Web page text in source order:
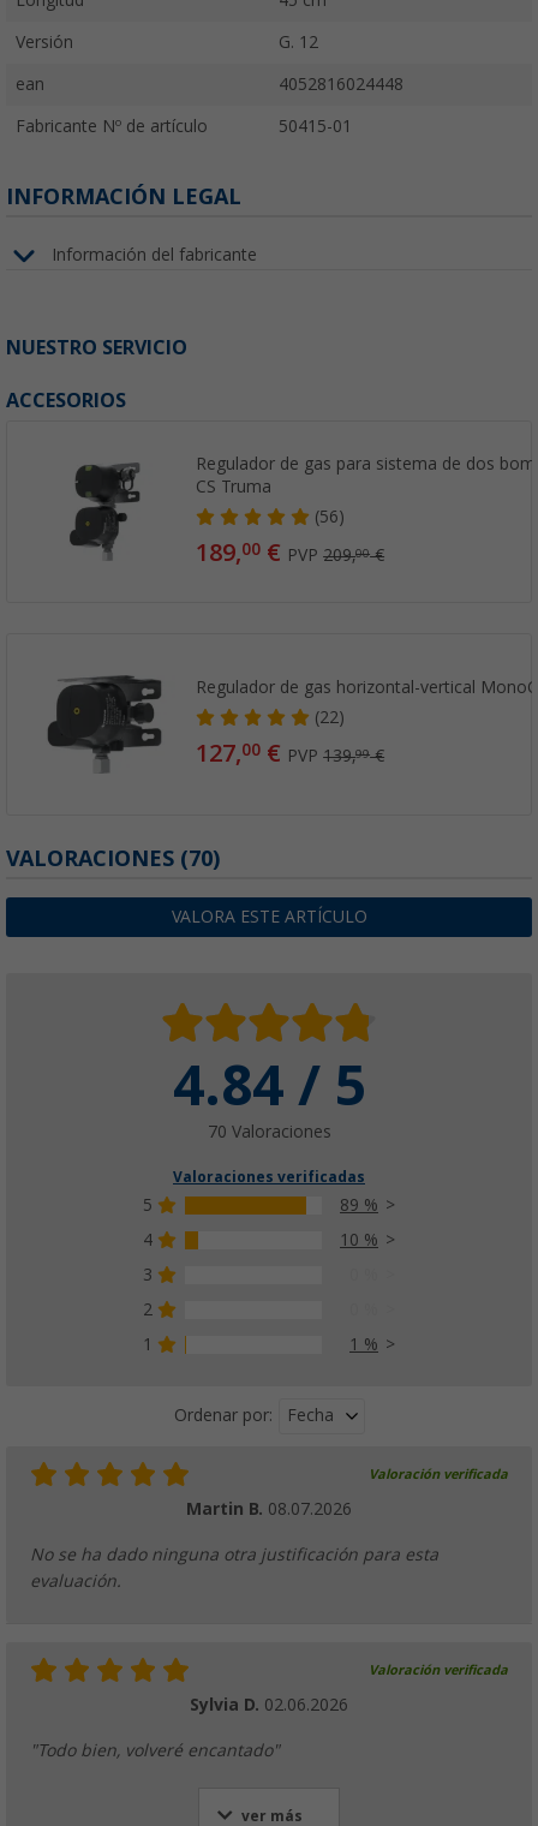
Versión G. 12
ean 4052816024448
Fabricante Nº de artículo 50415-01
INFORMACIÓN LEGAL
Información del fabricante
NUESTRO SERVICIO
ACCESORIOS
Regulador de gas para sistema de dos
CS Truma
(56)
189,00 € PVP209,00€
Regulador de gas horizontal-vertical
(22)
127,00 € PVP139,99€
VALORACIONES (70)
VALORA ESTE ARTÍCULO
4.84 / 5
70 Valoraciones
Valoraciones verificadas
5
89 %
4
10 %
3
2
1
1 %
Ordenar por: Fecha
Valoración verificada
Martin B. 08.07.2026
No se ha dado ninguna otra justificación para esta
evaluación.
Valoración verificada
Sylvia D. 02.06.2026
"Todo bien, volveré encantado"
ver más